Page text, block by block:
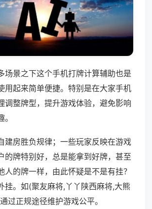
场景之下这个手机打牌计算辅助也是
用起来简单便捷。特别是在大家手机
调整牌型，提升游戏体验，避免影响
建房胜负规律；一些玩家反映在游戏
的牌特别好，总是能拿到好牌，甚至
人的牌一样，由此怀疑是不是有挂？
挂。如(聚友麻将,丫丫陕西麻将,大熊
过正规途径维护游戏公平。